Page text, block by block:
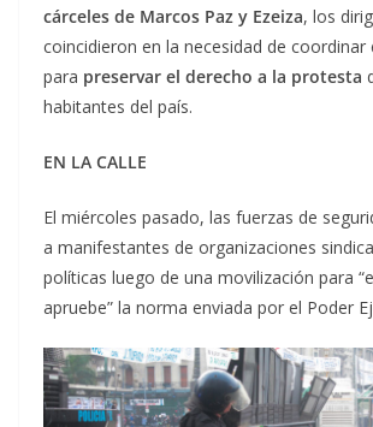
cárceles de Marcos Paz y Ezeiza, los
coincidieron en la necesidad de coordinar
para preservar el derecho a la protesta
habitantes del país.
EN LA CALLE
El miércoles pasado, las fuerzas de
a manifestantes de organizaciones
políticas luego de una movilización para
apruebe” la norma enviada por el Poder